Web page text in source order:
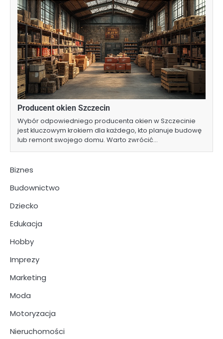
Producent okien Szczecin
Wybór odpowiedniego producenta okien w Szczecinie
jest kluczowym krokiem dla każdego, kto planuje budowę
lub remont swojego domu. Warto zwrócić…
Biznes
Budownictwo
Dziecko
Edukacja
Hobby
Imprezy
Marketing
Moda
Motoryzacja
Nieruchomości